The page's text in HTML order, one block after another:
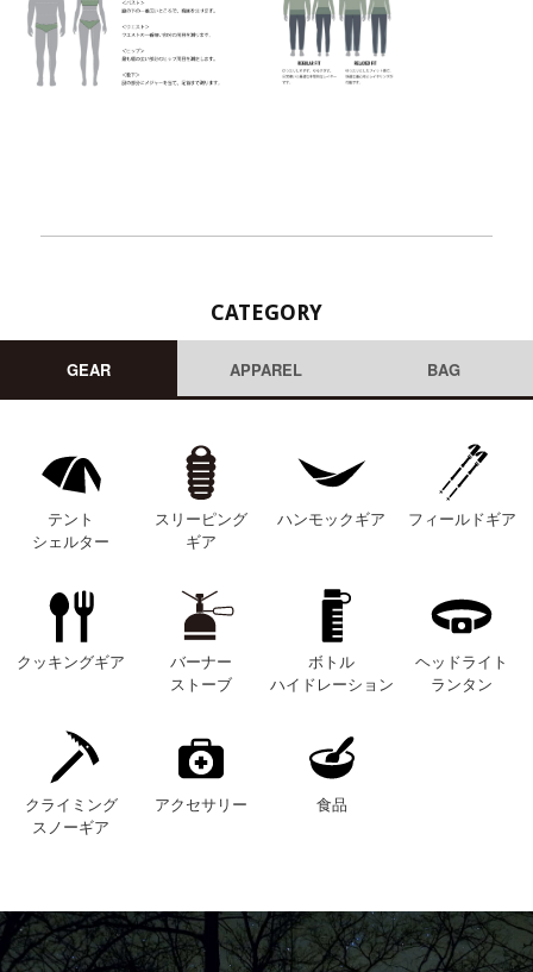
CATEGORY
GEAR APPAREL BAG
テント
シェルター
スリーピング
ギア
ハンモックギア フィールドギア
クッキングギア
バーナー
ストーブ
ボトル
ハイドレーション
ヘッドライト
ランタン
クライミング
スノーギア
アクセサリー 食品